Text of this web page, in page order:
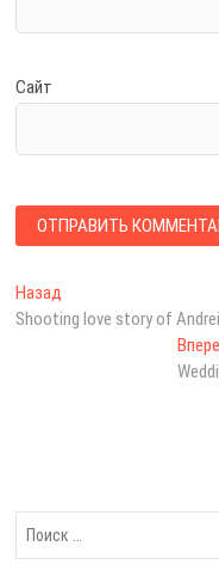
Сайт
Н
а
ц
и
Назад
р
я
з
Shooting love story of